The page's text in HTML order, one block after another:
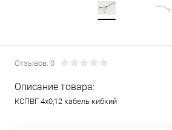
Отзывов: 0
Описание товара:
КСПВГ 4х0,12 кабель кибкий